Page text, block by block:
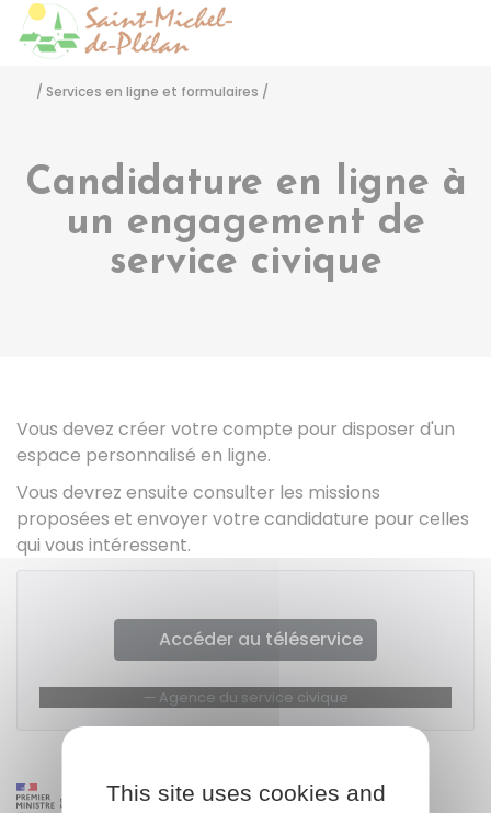
/ Services en ligne et formulaires /
Candidature en ligne à
un engagement de
service civique
Vous devez créer votre compte pour disposer d'un
espace personnalisé en ligne.
Vous devrez ensuite consulter les missions
proposées et envoyer votre candidature pour celles
qui vous intéressent.
Accéder au téléservice
Agence du service civique
This site uses cookies and